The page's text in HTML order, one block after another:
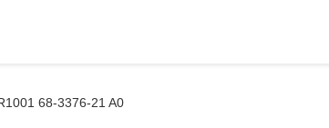
68-3376-21 A0